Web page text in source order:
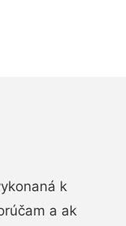
k
a ak